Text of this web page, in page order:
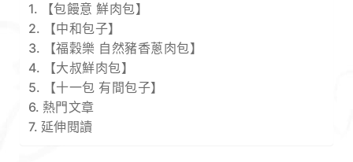
【包饅意 鮮肉包】
【中和包子】
【福穀樂 自然豬香蔥肉包】
【大叔鮮肉包】
【十一包 有間包子】
熱門文章
延伸閱讀